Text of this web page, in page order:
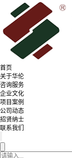
首页
关于华伦
咨询服务
企业文化
项目案例
公司动态
招贤纳士
联系我们